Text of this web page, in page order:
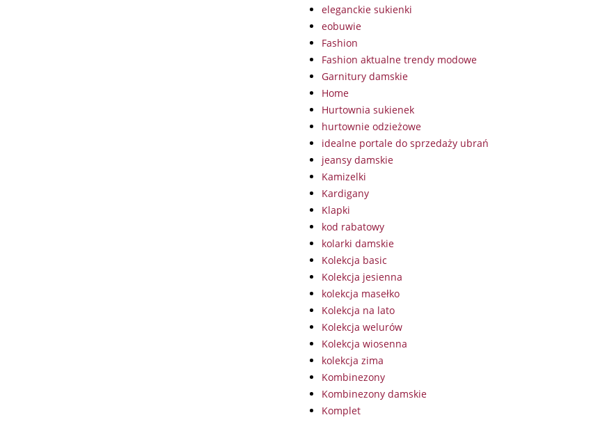
eleganckie sukienki
eobuwie
Fashion
Fashion aktualne trendy modowe
Garnitury damskie
Home
Hurtownia sukienek
hurtownie odzieżowe
idealne portale do sprzedaży ubrań
jeansy damskie
Kamizelki
Kardigany
Klapki
kod rabatowy
kolarki damskie
Kolekcja basic
Kolekcja jesienna
kolekcja masełko
Kolekcja na lato
Kolekcja welurów
Kolekcja wiosenna
kolekcja zima
Kombinezony
Kombinezony damskie
Komplet